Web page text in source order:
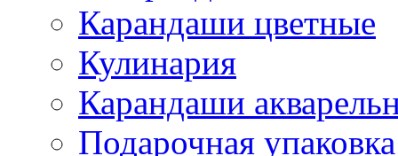
Карандаши цветные
Кулинария
Карандаши
Подарочная упаковка